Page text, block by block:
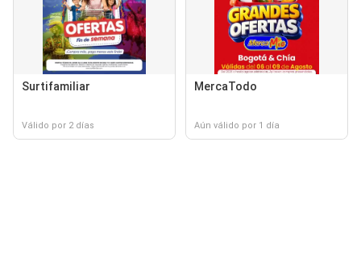
Surtifamiliar
Válido por 2 días
MercaTodo
Aún válido por 1 día